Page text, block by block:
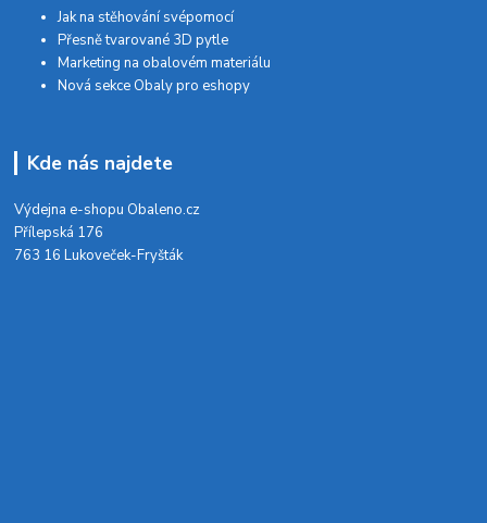
Jak na stěhování svépomocí
Přesně tvarované 3D pytle
Marketing na obalovém materiálu
Nová sekce Obaly pro eshopy
Kde nás najdete
Výdejna e-shopu Obaleno.cz
Přílepská 176
763 16 Lukoveček-Fryšták